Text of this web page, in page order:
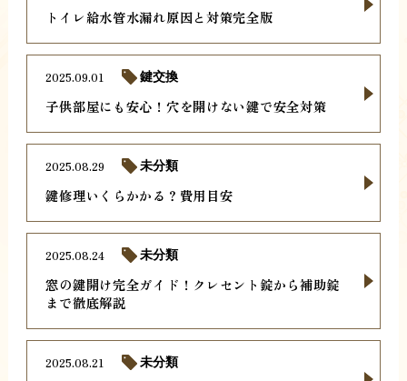
トイレ給水管水漏れ原因と対策完全版
子供部屋にも安心！穴を開けない鍵で安全対策
2025.09.01 鍵交換
鍵修理いくらかかる？費用目安
2025.08.29 未分類
窓の鍵開け完全ガイド！クレセント錠から補助錠
まで徹底解説
2025.08.24 未分類
2025.08.21 未分類